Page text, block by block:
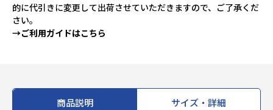
的に代引きに変更して出荷させていただきますので、ご了承くだ
さい。
→ご利用ガイドはこちら
商品説明 サイズ・詳細